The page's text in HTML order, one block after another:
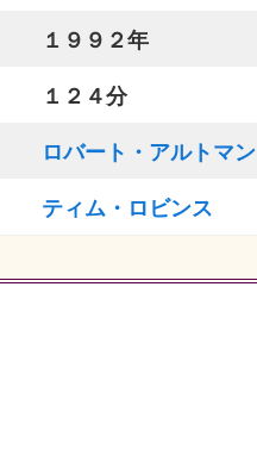
１９９２年
１２４分
ロバート・アルトマン
ティム・ロビンス